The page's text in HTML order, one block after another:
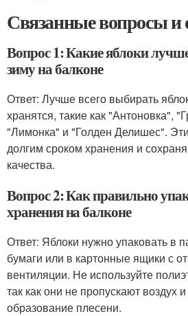
Связанные вопросы и
Вопрос 1: Какие яблоки
зиму на балконе
Ответ: Лучше всего выбирать
хранятся, такие как "Антоновка",
"Лимонка" и "Голден Делишес".
долгим сроком хранения и
качества.
Вопрос 2: Как правильно
хранения на балконе
Ответ: Яблоки нужно упаковать в
бумаги или в картонные ящики с
вентиляции. Не используйте
так как они не пропускают воздух
образование плесени.